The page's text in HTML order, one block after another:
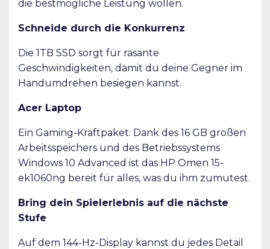
die bestmögliche Leistung wollen.
Schneide durch die Konkurrenz
Die 1TB SSD sorgt für rasante
Geschwindigkeiten, damit du deine Gegner im
Handumdrehen besiegen kannst.
Acer Laptop
Ein Gaming-Kraftpaket: Dank des 16 GB großen
Arbeitsspeichers und des Betriebssystems
Windows 10 Advanced ist das HP Omen 15-
ek1060ng bereit für alles, was du ihm zumutest.
Bring dein Spielerlebnis auf die nächste
Stufe
Auf dem 144-Hz-Display kannst du jedes Detail